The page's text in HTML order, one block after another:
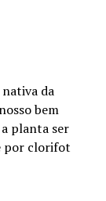
da
bem
planta ser
por clorifot